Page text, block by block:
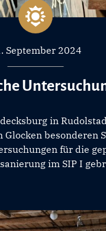
September 2024
in
besonderen
für die
im SIP I